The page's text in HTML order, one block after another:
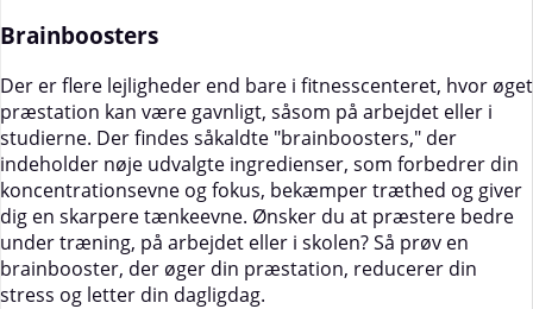
Brainboosters
Der er flere lejligheder end bare i fitnesscenteret, hvor øget
præstation kan være gavnligt, såsom på arbejdet eller i
studierne. Der findes såkaldte "brainboosters," der
indeholder nøje udvalgte ingredienser, som forbedrer din
koncentrationsevne og fokus, bekæmper træthed og giver
dig en skarpere tænkeevne. Ønsker du at præstere bedre
under træning, på arbejdet eller i skolen? Så prøv en
brainbooster, der øger din præstation, reducerer din
stress og letter din dagligdag.